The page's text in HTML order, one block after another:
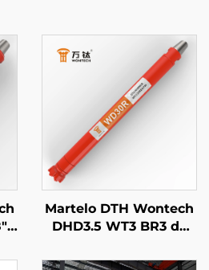
Martelo DTH Wontech
DHD3.5 WT3 BR3 de
polegadas para